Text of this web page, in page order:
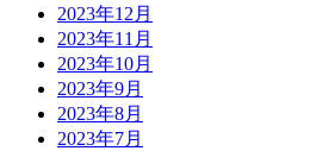
2023年12月
2023年11月
2023年10月
2023年9月
2023年8月
2023年7月